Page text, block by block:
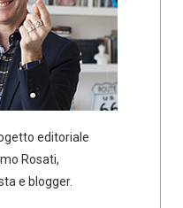
editoriale
Rosati,
e blogger.